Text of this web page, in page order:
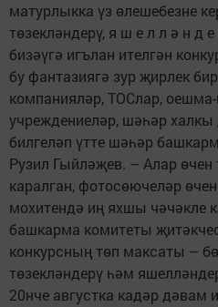
матурлыкка үз өлешебезне
төзекләндерү, я ш е л л ә н д
бизәүгә игълан ителгән
бу фантазиягә зур җирлек
компанияләр, ТОСлар,
учреждениеләр, шәһәр
билгеләп үтте шәһәр
Рузил Гыйләҗев. – Алар
каралган, фотосөючеләр
мохитендә иң яхшы чәчәкле
башкарма комитеты
конкурсның төп максаты –
төзекләндерү һәм
20нче августка кадәр